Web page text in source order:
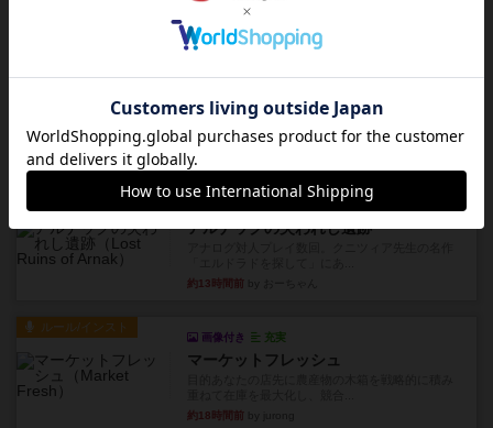
ボードゲームを1,000個以上持っているユーザー視
点で良かった点と悪か...
約10時間前by オグランド（Oguland）
プレイ感がしっかりしてるから、超ボードゲーム
やったなって感じ。パーティ...
アルナックの失われし遺跡
約13時間前
ルール/インスト
画像付き 充実
マーケットフレッシュ
約18時間前